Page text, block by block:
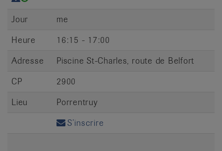
Jour
me
Heure
16:15 - 17:00
Adresse
Piscine St-Charles, route de Belfort
CP
2900
Lieu
Porrentruy
S’inscrire